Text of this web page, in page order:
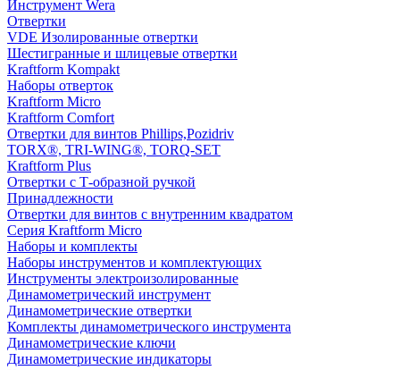
Инструмент Wera
Отвертки
VDE Изолированные отвертки
Шестигранные и шлицевые отвертки
Kraftform Kompakt
Наборы отверток
Kraftform Micro
Kraftform Comfort
Отвертки для винтов Phillips,Pozidriv
TORX®, TRI-WING®, TORQ-SET
Kraftform Plus
Отвертки с Т-образной ручкой
Принадлежности
Отвертки для винтов с внутренним квадратом
Серия Kraftform Micro
Наборы и комплекты
Наборы инструментов и комплектующих
Инструменты электроизолированные
Динамометрический инструмент
Динамометрические отвертки
Комплекты динамометрического инструмента
Динамометрические ключи
Динамометрические индикаторы